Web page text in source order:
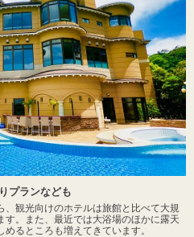
プランなども
観光向けのホテルは旅館と比べて大規
。また、最近では大浴場のほかに露天
るところも増えてきています。